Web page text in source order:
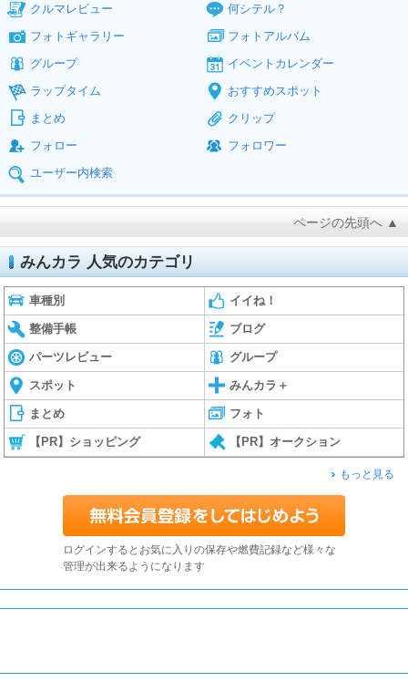
クルマレビュー
何シテル？
フォトギャラリー
フォトアルバム
グループ
イベントカレンダー
ラップタイム
おすすめスポット
まとめ
クリップ
フォロー
フォロワー
ユーザー内検索
ページの先頭へ ▲
みんカラ 人気のカテゴリ
車種別 イイね！
整備手帳 ブログ
パーツレビュー グループ
スポット みんカラ＋
まとめ フォト
【PR】ショッピング 【PR】オークション
もっと見る
ログインするとお気に入りの保存や燃費記録など様々な
管理が出来るようになります